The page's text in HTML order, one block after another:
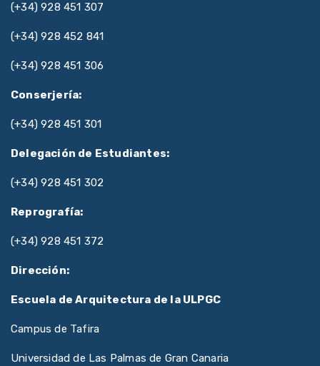
(+34) 928 451 307
(+34) 928 452 841
(+34) 928 451 306
Conserjería:
(+34) 928 451 301
Delegación de Estudiantes:
(+34) 928 451 302
Reprografía:
(+34) 928 451 372
Dirección:
Escuela de Arquitectura de la ULPGC
Campus de Tafira
Universidad de Las Palmas de Gran Canaria